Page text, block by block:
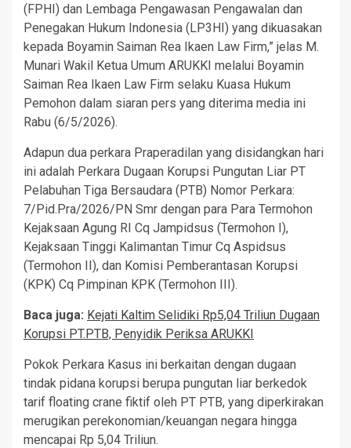
(FPHI) dan Lembaga Pengawasan Pengawalan dan
Penegakan Hukum Indonesia (LP3HI) yang dikuasakan
kepada Boyamin Saiman Rea Ikaen Law Firm,” jelas M.
Munari Wakil Ketua Umum ARUKKI melalui Boyamin
Saiman Rea Ikaen Law Firm selaku Kuasa Hukum
Pemohon dalam siaran pers yang diterima media ini
Rabu (6/5/2026).
Adapun dua perkara Praperadilan yang disidangkan hari
ini adalah Perkara Dugaan Korupsi Pungutan Liar PT
Pelabuhan Tiga Bersaudara (PTB) Nomor Perkara:
7/Pid.Pra/2026/PN Smr dengan para Para Termohon
Kejaksaan Agung RI Cq Jampidsus (Termohon I),
Kejaksaan Tinggi Kalimantan Timur Cq Aspidsus
(Termohon II), dan Komisi Pemberantasan Korupsi
(KPK) Cq Pimpinan KPK (Termohon III).
Baca juga: Kejati Kaltim Selidiki Rp5,04 Triliun Dugaan
Korupsi PT.PTB, Penyidik Periksa ARUKKI
Pokok Perkara Kasus ini berkaitan dengan dugaan
tindak pidana korupsi berupa pungutan liar berkedok
tarif floating crane fiktif oleh PT PTB, yang diperkirakan
merugikan perekonomian/keuangan negara hingga
mencapai Rp 5,04 Triliun.